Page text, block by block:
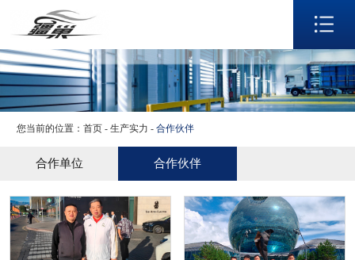
网站首页
关于我们
产品展示
生产实力
应用领域
新闻资讯
语言
您当前的位置：首页-生产实力 -合作伙伴
合作单位 合作伙伴